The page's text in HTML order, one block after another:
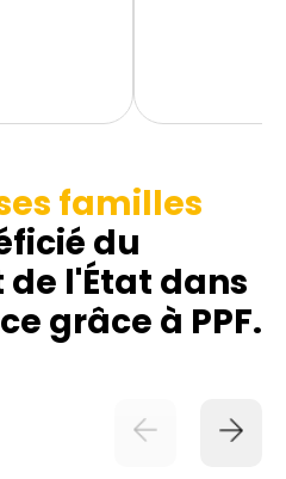
familles
du
l'État dans
grâce à PPF.